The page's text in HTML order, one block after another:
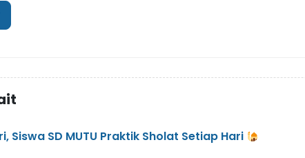
Siswa SD MUTU Praktik Sholat Setiap Hari